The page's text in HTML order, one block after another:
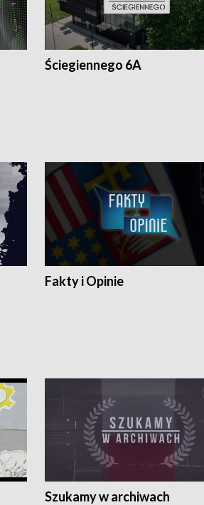
Ściegiennego 6A
Fakty i Opinie
Szukamy w archiwach